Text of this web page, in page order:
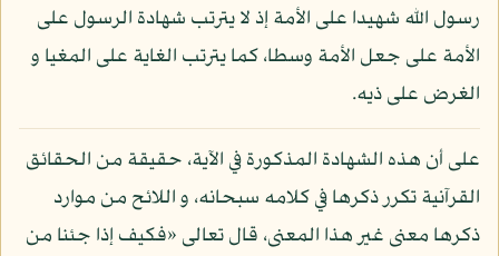
رسول الله شهيدا على الأمة إذ لا يترتب شهادة الرسول على
الأمة على جعل الأمة وسطا، كما يترتب الغاية على المغيا و
الغرض على ذيه.
على أن هذه الشهادة المذكورة في الآية، حقيقة من الحقائق
القرآنية تكرر ذكرها في كلامه سبحانه، و اللائح من موارد
ذكرها معنى غير هذا المعنى، قال تعالى «فكيف إذا جئنا من